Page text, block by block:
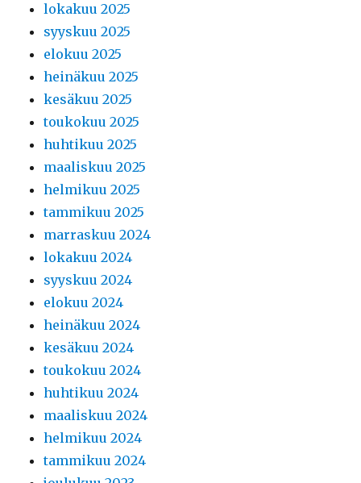
lokakuu 2025
syyskuu 2025
elokuu 2025
heinäkuu 2025
kesäkuu 2025
toukokuu 2025
huhtikuu 2025
maaliskuu 2025
helmikuu 2025
tammikuu 2025
marraskuu 2024
lokakuu 2024
syyskuu 2024
elokuu 2024
heinäkuu 2024
kesäkuu 2024
toukokuu 2024
huhtikuu 2024
maaliskuu 2024
helmikuu 2024
tammikuu 2024